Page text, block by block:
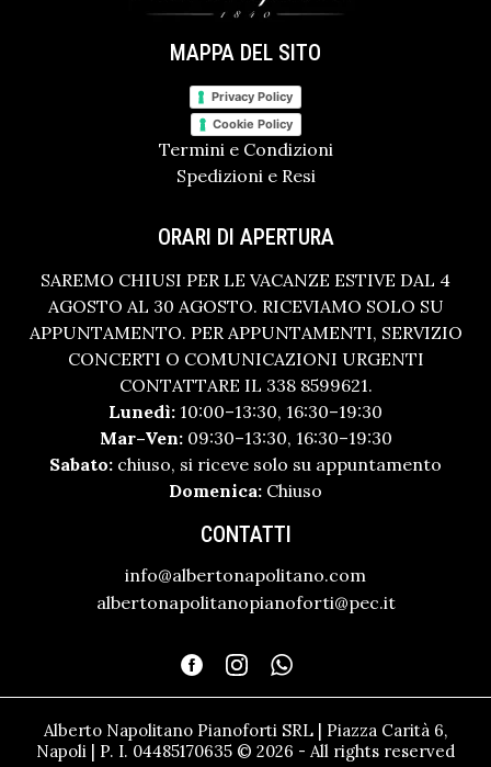
MAPPA DEL SITO
Privacy Policy
Cookie Policy
Termini e Condizioni
Spedizioni e Resi
ORARI DI APERTURA
SAREMO CHIUSI PER LE VACANZE ESTIVE DAL 4
AGOSTO AL 30 AGOSTO. RICEVIAMO SOLO SU
APPUNTAMENTO. PER APPUNTAMENTI, SERVIZIO
CONCERTI O COMUNICAZIONI URGENTI
CONTATTARE IL 338 8599621.
Lunedì: 10:00–13:30, 16:30–19:30
Mar–Ven:09:30–13:30, 16:30–19:30
Sabato: chiuso, si riceve solo su appuntamento
Domenica: Chiuso
CONTATTI
info@albertonapolitano.com
albertonapolitanopianoforti@pec.it
Alberto Napolitano Pianoforti SRL | Piazza Carità 6,
Napoli | P. I. 04485170635 © 2026 - All rights reserved